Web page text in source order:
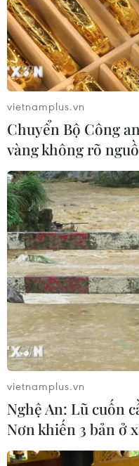
vietnamplus.vn
Chuyển Bộ Công
vàng không rõ
vietnamplus.vn
Nghệ An: Lũ cuốn
Nơn khiến 3 bản ở